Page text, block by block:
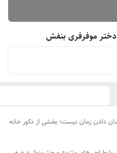
موفرفری بنفش
دادن زمان نیست؛ بخشی از دکور خانه